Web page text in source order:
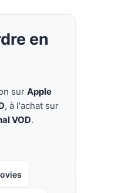
en
surApple
, à l'achat sur
VOD.